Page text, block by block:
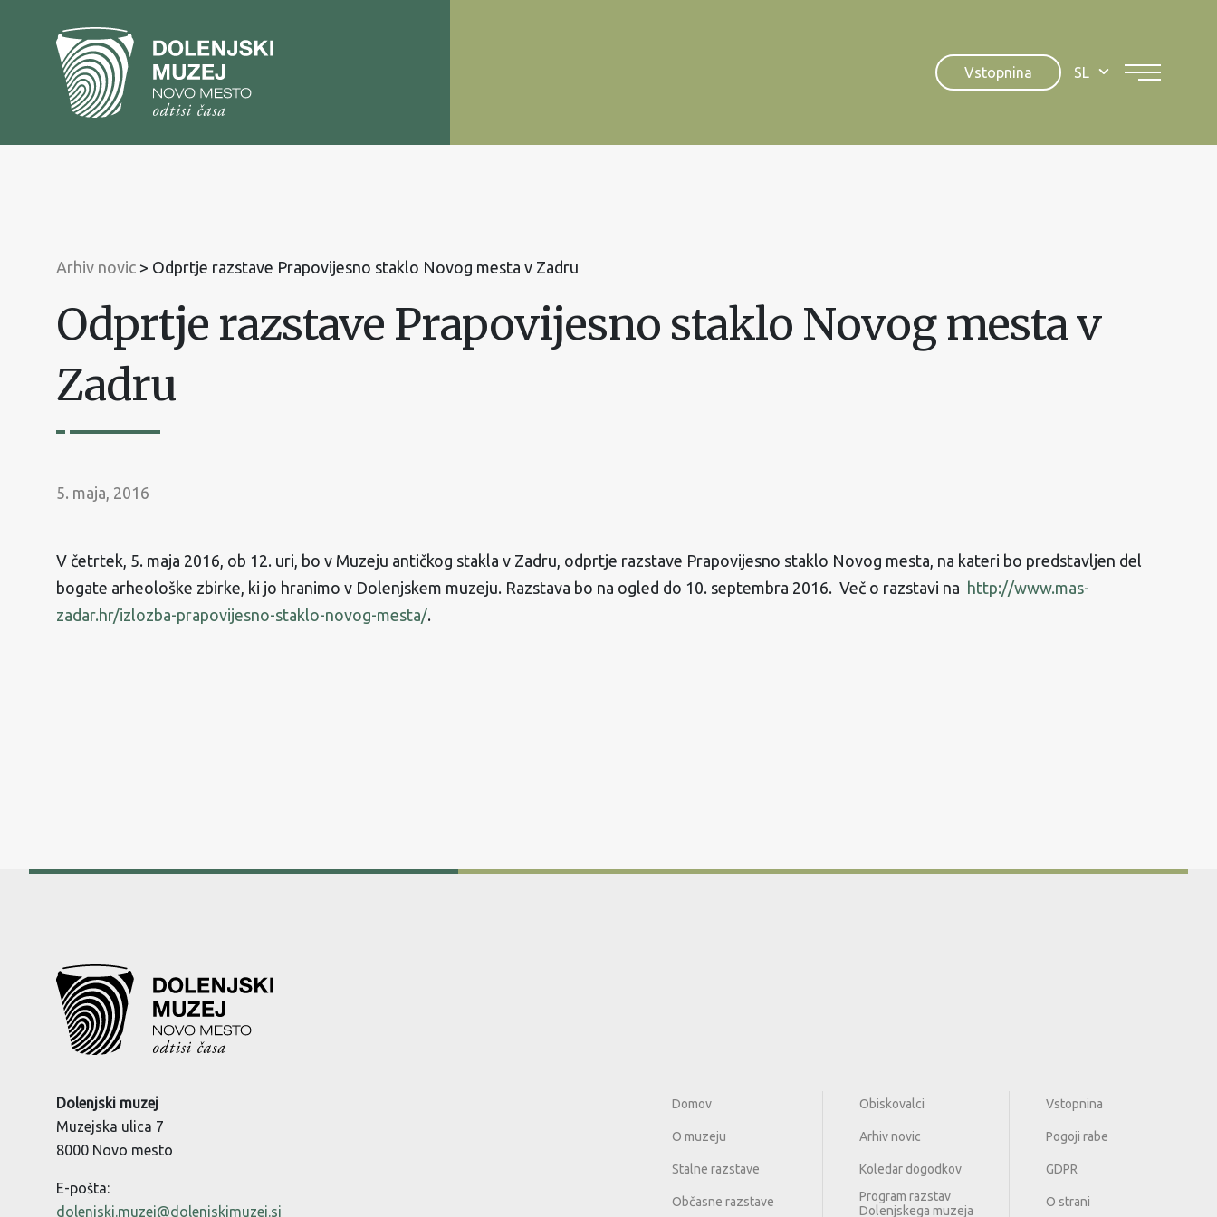
Na
Vstopnina SL
Arhiv novic > Odprtje razstave Prapovijesno staklo Novog mesta v Zadru
Odprtje razstave Prapovijesno staklo Novog mesta v
Zadru
5. maja, 2016
V četrtek, 5. maja 2016, ob 12. uri, bo v Muzeju antičkog stakla v Zadru, odprtje razstave Prapovijesno staklo Novog mesta, na kateri bo predstavljen del
bogate arheološke zbirke, ki jo hranimo v Dolenjskem muzeju. Razstava bo na ogled do 10. septembra 2016. Več o razstavi na http://www.mas-
zadar.hr/izlozba-prapovijesno-staklo-novog-mesta/.
Dolenjski muzej
Muzejska ulica 7
8000 Novo mesto
E-pošta:
dolenjski.muzej@dolenjskimuzej.si
Domov
O muzeju
Stalne razstave
Občasne razstave
Obiskovalci
Arhiv novic
Koledar dogodkov
Program razstav
Dolenjskega muzeja
Vstopnina
Pogoji rabe
GDPR
O strani